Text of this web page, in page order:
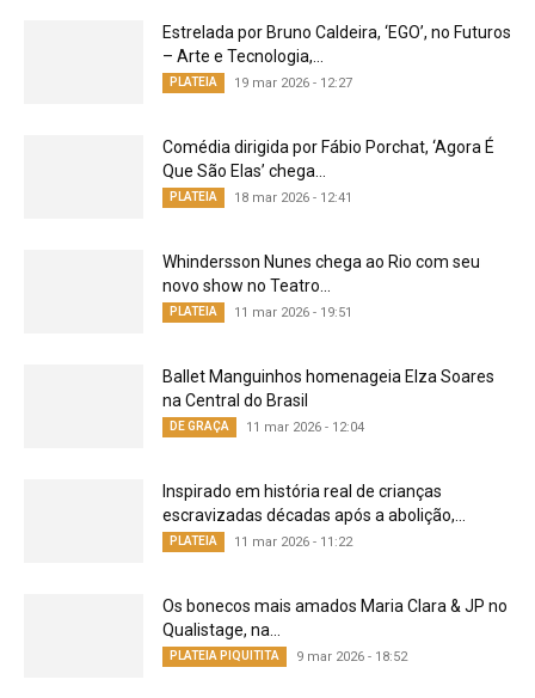
Estrelada por Bruno Caldeira, ‘EGO’, no Futuros
– Arte e Tecnologia,...
PLATEIA 19 mar 2026 - 12:27
Comédia dirigida por Fábio Porchat, ‘Agora É
Que São Elas’ chega...
PLATEIA 18 mar 2026 - 12:41
Whindersson Nunes chega ao Rio com seu
novo show no Teatro...
PLATEIA 11 mar 2026 - 19:51
Ballet Manguinhos homenageia Elza Soares
na Central do Brasil
DE GRAÇA 11 mar 2026 - 12:04
Inspirado em história real de crianças
escravizadas décadas após a abolição,...
PLATEIA 11 mar 2026 - 11:22
Os bonecos mais amados Maria Clara & JP no
Qualistage, na...
PLATEIA PIQUITITA 9 mar 2026 - 18:52